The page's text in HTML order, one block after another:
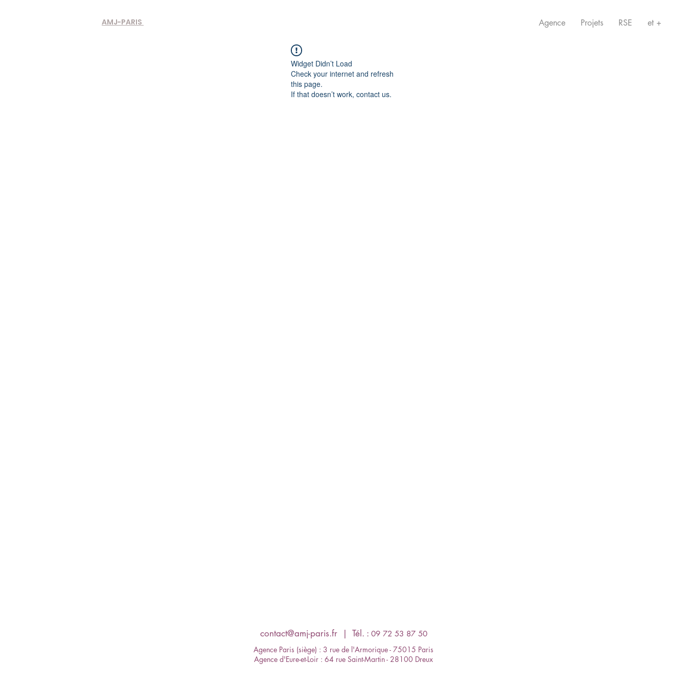
Agence Projets RSE et +
AMJ-PARIS
Widget Didn’t Load
Check your internet and refresh
this page.
If that doesn’t work, contact us.
contact@amj-paris.fr​ | Tél. : 09 72 53 87 50
Agence Paris (siège) : 3 rue de l'Armorique - 75015 Paris
Agence d'Eure-et-Loir : 64 rue Saint-Martin - 28100 Dreux